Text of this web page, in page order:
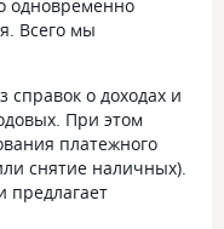
одновременно
Всего мы
справок о доходах и
При этом
платежного
снятие наличных).